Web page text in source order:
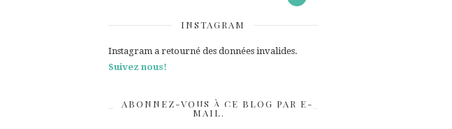
INSTAGRAM
Instagram a retourné des données invalides.
Suivez nous!
ABONNEZ-VOUS À CE BLOG PAR E-
MAIL.